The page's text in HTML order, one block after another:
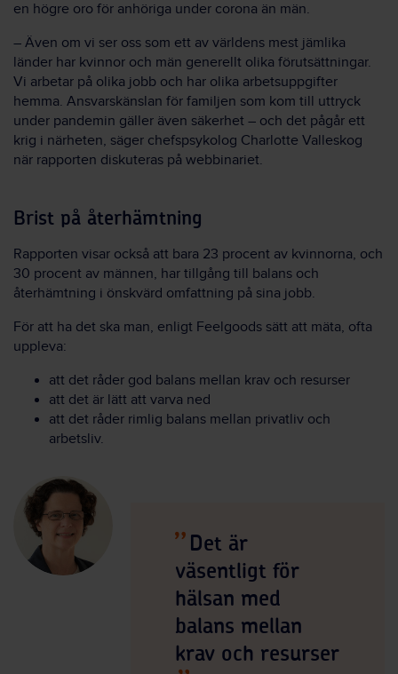
en högre oro för anhöriga under corona än män.
– Även om vi ser oss som ett av världens mest jämlika
länder har kvinnor och män generellt olika förutsättningar.
Vi arbetar på olika jobb och har olika arbetsuppgifter
hemma. Ansvarskänslan för familjen som kom till uttryck
under pandemin gäller även säkerhet – och det pågår ett
krig i närheten, säger chefspsykolog Charlotte Valleskog
när rapporten diskuteras på webbinariet.
Brist på återhämtning
Rapporten visar också att bara 23 procent av kvinnorna, och
30 procent av männen, har tillgång till balans och
återhämtning i önskvärd omfattning på sina jobb.
För att ha det ska man, enligt Feelgoods sätt att mäta, ofta
uppleva:
att det råder god balans mellan krav och resurser
att det är lätt att varva ned
att det råder rimlig balans mellan privatliv och
arbetsliv.
Det är
väsentligt för
hälsan med
balans mellan
krav och resurser